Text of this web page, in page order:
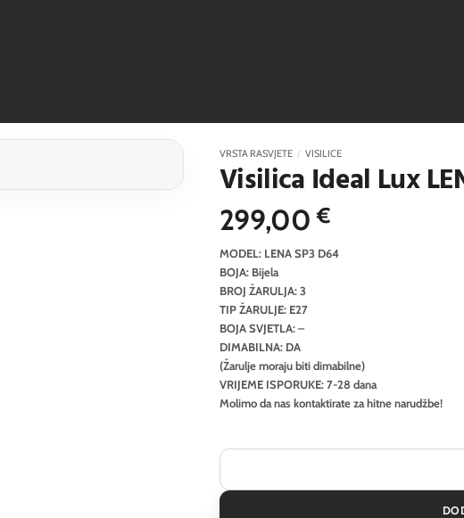
VRSTA RASVJETE / VISILICE
Visilica Ideal Lux
299,00€
MODEL: LENA SP3 D64
BOJA: Bijela
BROJ ŽARULJA: 3
TIP ŽARULJE: E27
BOJA SVJETLA: –
DIMABILNA: DA
(Žarulje moraju biti dimabilne)
VRIJEME ISPORUKE: 7-28 dana
Molimo da nas kontaktirate za hitne narudžbe!